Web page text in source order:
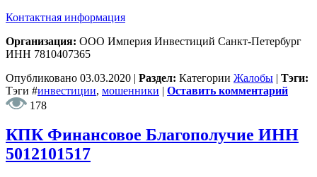
Контактная информация
Организация: ООО Империя Инвестиций Санкт-Петербург
ИНН 7810407365
Опубликовано 03.03.2020 | Раздел: Категории Жалобы | Тэги:
Тэги #инвестиции, мошенники | Оставить комментарий
178
КПК Финансовое Благополучие ИНН
5012101517